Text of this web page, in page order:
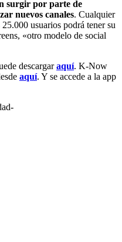
surgir por parte de
nuevos canales. Cualquier
usuarios podrá tener su
«otro modelo de social
descargaraquí. K-Now
aquí. Y se accede a la app